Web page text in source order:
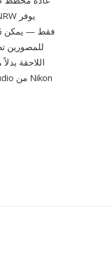
للمصورين
اللاحقة